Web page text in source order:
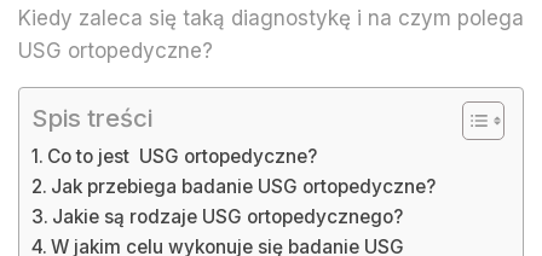
Kiedy zaleca się taką diagnostykę i na czym polega
USG ortopedyczne?
Spis treści
Co to jest USG ortopedyczne?
Jak przebiega badanie USG ortopedyczne?
Jakie są rodzaje USG ortopedycznego?
W jakim celu wykonuje się badanie USG